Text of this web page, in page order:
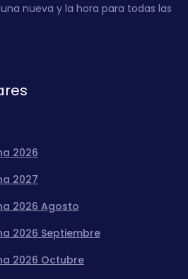
nueva y la hora para todas las
2026
2027
2026 Agosto
2026 Septiembre
2026 Octubre